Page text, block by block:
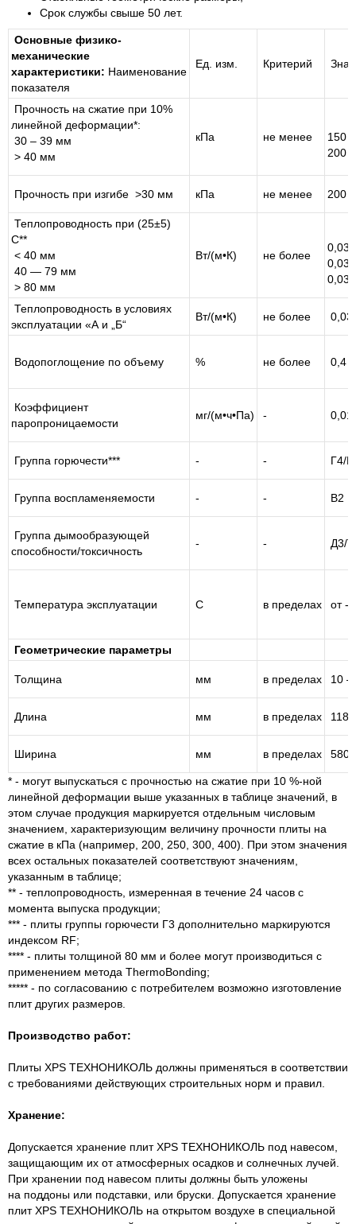
Срок службы свыше 50 лет.
Основные физико-
механические
характеристики: Наименование
показателя
Ед. изм. Критерий
Прочность на сжатие при 10%
линейной деформации*:
30 – 39 мм
> 40 мм
кПа не менее
150
200
Прочность при изгибе >30 мм кПа не менее 200
Теплопроводность при (25±5)
C**
< 40 мм
40 — 79 мм
> 80 мм
Вт/(м•К) не более
0,030
0,032
0,033
Теплопроводность в условиях
эксплуатации «А и „Б“
Вт/(м•К) не более
Водопоглощение по объему % не более 0,4
Коэффициент
паропроницаемости
мг/(м•ч•Па) -
Группа горючести*** - - Г4/
Группа воспламеняемости - - В2
Группа дымообразующей
способности/токсичность
- - Д3/
Температура эксплуатации C в пределах от -
Геометрические параметры
Толщина мм в пределах 10 –
Длина мм в пределах
Ширина мм в пределах 580,
* - могут выпускаться с прочностью на сжатие при 10 %-ной
линейной деформации выше указанных в таблице значений, в
этом случае продукция маркируется отдельным числовым
значением, характеризующим величину прочности плиты на
сжатие в кПа (например, 200, 250, 300, 400). При этом значения
всех остальных показателей соответствуют значениям,
указанным в таблице;
** - теплопроводность, измеренная в течение 24 часов с
момента выпуска продукции;
*** - плиты группы горючести Г3 дополнительно маркируются
индексом RF;
**** - плиты толщиной 80 мм и более могут производиться с
применением метода ThermoBonding;
***** - по согласованию с потребителем возможно изготовление
плит других размеров.
Производство работ:
Плиты XPS ТЕХНОНИКОЛЬ должны применяться в соответствии
с требованиями действующих строительных норм и правил.
Хранение:
Допускается хранение плит XPS ТЕХНОНИКОЛЬ под навесом,
защищающим их от атмосферных осадков и солнечных лучей.
При хранении под навесом плиты должны быть уложены
на поддоны или подставки, или бруски. Допускается хранение
плит XPS ТЕХНОНИКОЛЬ на открытом воздухе в специальной